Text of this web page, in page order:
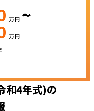
万円 ~
万円
和4年式)の